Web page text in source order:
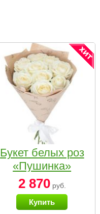
Букет белых роз
«Пушинка»
2 870руб.
Купить